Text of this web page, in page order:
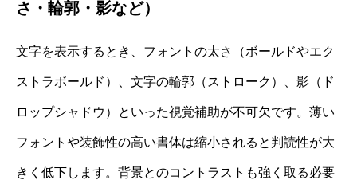
さ・輪郭・影など）
文字を表示するとき、フォントの太さ（ボールドやエク
ストラボールド）、文字の輪郭（ストローク）、影（ド
ロップシャドウ）といった視覚補助が不可欠です。薄い
フォントや装飾性の高い書体は縮小されると判読性が大
きく低下します。背景とのコントラストも強く取る必要